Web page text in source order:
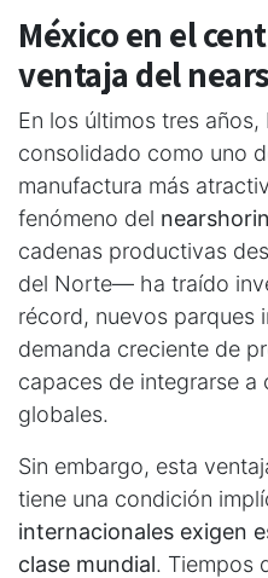
México en el
ventaja del
En los últimos tres años,
consolidado como uno
manufactura más
fenómeno del
cadenas productivas
del Norte— ha traído
récord, nuevos parques
demanda creciente de
capaces de integrarse a
globales.
Sin embargo, esta
tiene una condición
internacionales exigen
clase mundial. Tiempos